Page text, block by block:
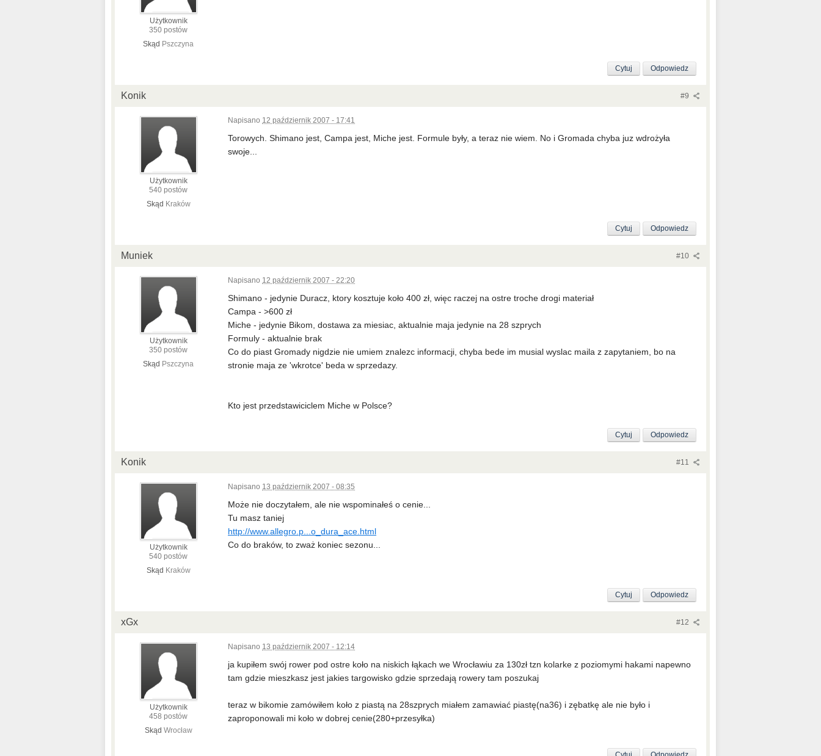
Użytkownik
350 postów
Skąd Pszczyna
Odpowiedz
Cytuj
#9
Konik
Użytkownik
540 postów
Skąd Kraków
Napisano 12 październik 2007 - 17:41
Torowych. Shimano jest, Campa jest, Miche jest. Formule były, a teraz nie wiem. No i Gromada chyba juz wdrożyła
swoje...
Odpowiedz
Cytuj
#10
Muniek
Użytkownik
350 postów
Skąd Pszczyna
Napisano 12 październik 2007 - 22:20
Shimano - jedynie Duracz, ktory kosztuje koło 400 zł, więc raczej na ostre troche drogi materiał
Campa - >600 zł
Miche - jedynie Bikom, dostawa za miesiac, aktualnie maja jedynie na 28 szprych
Formuly - aktualnie brak
Co do piast Gromady nigdzie nie umiem znalezc informacji, chyba bede im musial wyslac maila z zapytaniem, bo na
stronie maja ze 'wkrotce' beda w sprzedazy.
Kto jest przedstawiciclem Miche w Polsce?
Odpowiedz
Cytuj
#11
Konik
Użytkownik
540 postów
Skąd Kraków
Napisano 13 październik 2007 - 08:35
Może nie doczytałem, ale nie wspominałeś o cenie...
Tu masz taniej
http://www.allegro.p...o_dura_ace.html
Co do braków, to zważ koniec sezonu...
Odpowiedz
Cytuj
#12
xGx
Użytkownik
458 postów
Skąd Wrocław
Napisano 13 październik 2007 - 12:14
ja kupiłem swój rower pod ostre koło na niskich łąkach we Wrocławiu za 130zł tzn kolarke z poziomymi hakami napewno
tam gdzie mieszkasz jest jakies targowisko gdzie sprzedają rowery tam poszukaj
teraz w bikomie zamówiłem koło z piastą na 28szprych miałem zamawiać piastę(na36) i zębatkę ale nie było i
zaproponowali mi koło w dobrej cenie(280+przesyłka)